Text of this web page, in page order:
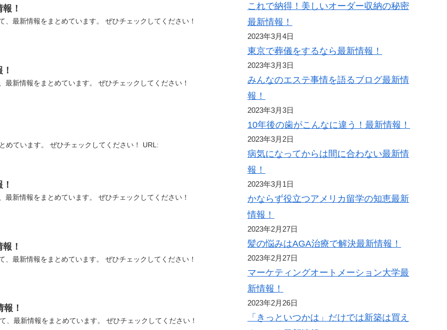
！
、最新情報をまとめています。 ぜひチェックしてください！
最新情報をまとめています。 ぜひチェックしてください！
めています。 ぜひチェックしてください！ URL:
最新情報をまとめています。 ぜひチェックしてください！
！
、最新情報をまとめています。 ぜひチェックしてください！
！
、最新情報をまとめています。 ぜひチェックしてください！
これで納得！美しいオーダー収納の秘密
最新情報！
2023年3月4日
東京で葬儀をするなら最新情報！
2023年3月3日
みんなのエステ事情を語るブログ最新情
報！
2023年3月3日
10年後の歯がこんなに違う！最新情報！
2023年3月2日
病気になってからは間に合わない最新情
報！
2023年3月1日
かならず役立つアメリカ留学の知恵最新
情報！
2023年2月27日
髪の悩みはAGA治療で解決最新情報！
2023年2月27日
マーケティングオートメーション大学最
新情報！
2023年2月26日
「きっといつかは」だけでは新築は買え